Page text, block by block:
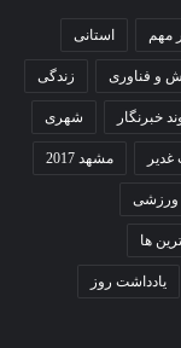
مهم استانی
و فناوری زندگی
خبرنگار شهری
مشهد 2017
ورزشی
ها
یادداشت روز